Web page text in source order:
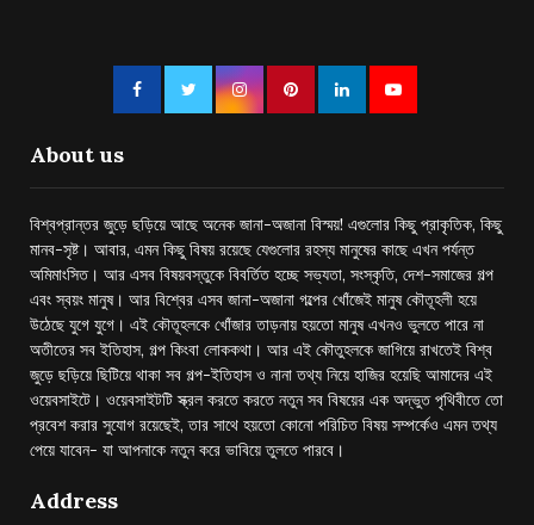
About us
বিশ্বপ্রান্তর জুড়ে ছড়িয়ে আছে অনেক জানা-অজানা বিস্ময়! এগুলোর কিছু প্রাকৃতিক, কিছু
মানব-সৃষ্ট। আবার, এমন কিছু বিষয় রয়েছে যেগুলোর রহস্য মানুষের কাছে এখন পর্যন্ত
অমিমাংসিত। আর এসব বিষয়বস্তুকে বিবর্তিত হচ্ছে সভ্যতা, সংস্কৃতি, দেশ-সমাজের গল্প
এবং স্বয়ং মানুষ। আর বিশ্বের এসব জানা-অজানা গল্পের খোঁজেই মানুষ কৌতূহলী হয়ে
উঠেছে যুগে যুগে। এই কৌতূহলকে খোঁজার তাড়নায় হয়তো মানুষ এখনও ভুলতে পারে না
অতীতের সব ইতিহাস, গল্প কিংবা লোককথা। আর এই কৌতুহলকে জাগিয়ে রাখতেই বিশ্ব
জুড়ে ছড়িয়ে ছিটিয়ে থাকা সব গল্প-ইতিহাস ও নানা তথ্য নিয়ে হাজির হয়েছি আমাদের এই
ওয়েবসাইটে। ওয়েবসাইটটি স্ক্রল করতে করতে নতুন সব বিষয়ের এক অদ্ভুত পৃথিবীতে তো
প্রবেশ করার সুযোগ রয়েছেই, তার সাথে হয়তো কোনো পরিচিত বিষয় সম্পর্কেও এমন তথ্য
পেয়ে যাবেন- যা আপনাকে নতুন করে ভাবিয়ে তুলতে পারবে।
Address